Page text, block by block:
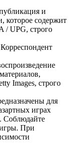
и
которое содержит
/ UPG, строго
Images, строго
для
играх
Соблюдайте
При